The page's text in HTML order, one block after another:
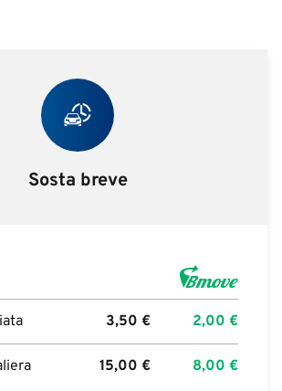
Sosta breve
3,50 € 2,00 €
15,00 € 8,00 €